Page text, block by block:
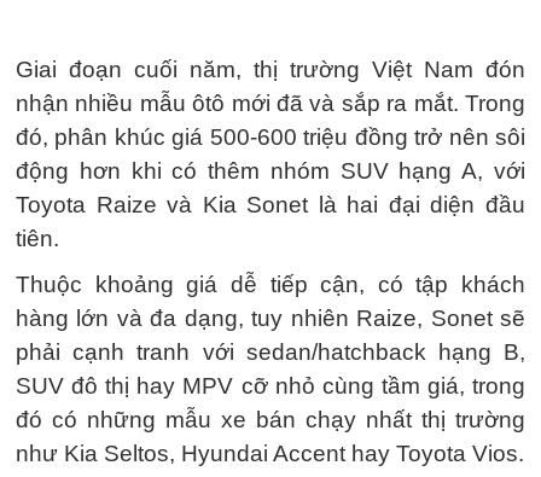
Giai đoạn cuối năm, thị trường Việt Nam đón
nhận nhiều mẫu ôtô mới đã và sắp ra mắt. Trong
đó, phân khúc giá 500-600 triệu đồng trở nên sôi
động hơn khi có thêm nhóm SUV hạng A, với
Toyota Raize và Kia Sonet là hai đại diện đầu
tiên.
Thuộc khoảng giá dễ tiếp cận, có tập khách
hàng lớn và đa dạng, tuy nhiên Raize, Sonet sẽ
phải cạnh tranh với sedan/hatchback hạng B,
SUV đô thị hay MPV cỡ nhỏ cùng tầm giá, trong
đó có những mẫu xe bán chạy nhất thị trường
như Kia Seltos, Hyundai Accent hay Toyota Vios.